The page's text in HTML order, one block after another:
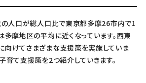
人口が総人口比で東京都多摩26市内で1
多摩地区の平均に近くなっています。西東
向けてさまざまな支援策を実施していま
育て支援策を2つ紹介していきます。